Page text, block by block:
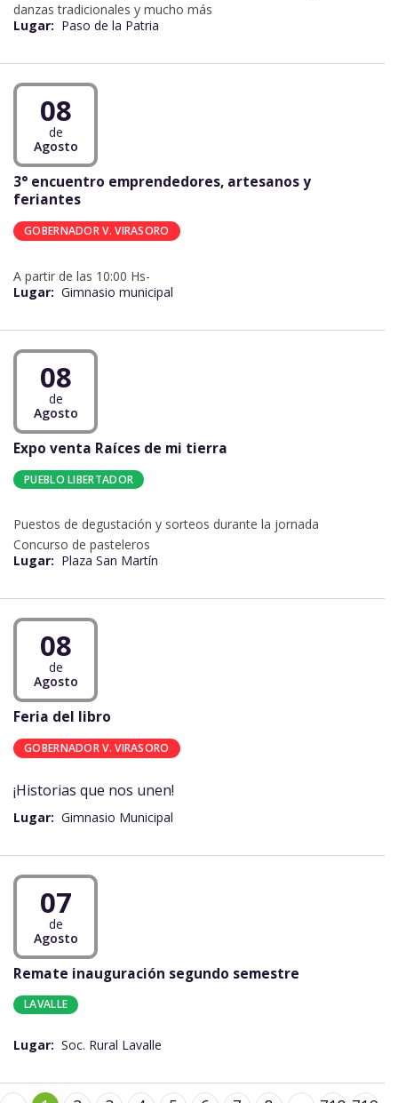
danzas tradicionales y mucho más
Lugar: Paso de la Patria
08
de
Agosto
3° encuentro emprendedores, artesanos y
feriantes
GOBERNADOR V. VIRASORO
A partir de las 10:00 Hs-
Lugar: Gimnasio municipal
08
de
Agosto
Expo venta Raíces de mi tierra
PUEBLO LIBERTADOR
Puestos de degustación y sorteos durante la jornada
Concurso de pasteleros
Lugar: Plaza San Martín
08
de
Agosto
Feria del libro
GOBERNADOR V. VIRASORO
¡Historias que nos unen!
Lugar: Gimnasio Municipal
07
de
Agosto
Remate inauguración segundo semestre
LAVALLE
Lugar: Soc. Rural Lavalle